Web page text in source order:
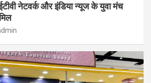
नेटवर्क और इंडिया न्यूज के युवा मंच